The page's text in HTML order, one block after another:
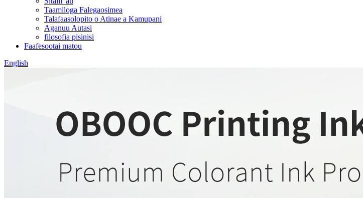
Taamiloga Falegaosimea
Talafaasolopito o Atinae a Kamupani
Aganuu Autasi
filosofia pisinisi
Faafesootai matou
English